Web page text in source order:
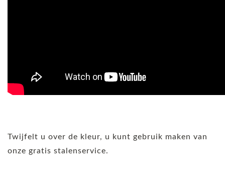
Twijfelt u over de kleur, u kunt gebruik maken van
onze gratis stalenservice.